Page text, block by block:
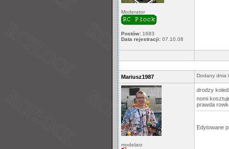
Moderator
Postów: 1683
Data rejestracji: 07.10.08
Mariusz1987 Dodany dnia
modelarz
drodzy
nomi
prawda
Edytowane